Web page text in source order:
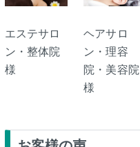
エステサロ
ン・整体院
様
ヘアサロ
ン・理容
院・美容院
様